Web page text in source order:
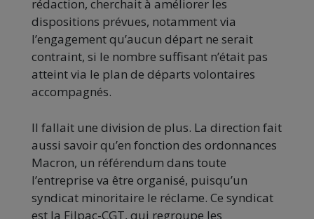
rédaction, cherchait à améliorer les
dispositions prévues, notamment via
l’engagement qu’aucun départ ne serait
contraint, si le nombre suffisant n’était pas
atteint via le plan de départs volontaires
accompagnés.
Il fallait une division de plus. La direction fait
aussi savoir qu’en fonction des ordonnances
Macron, un référendum dans toute
l’entreprise va être organisé, puisqu’un
syndicat minoritaire le réclame. Ce syndicat
est la Filpac-CGT, qui regroupe les